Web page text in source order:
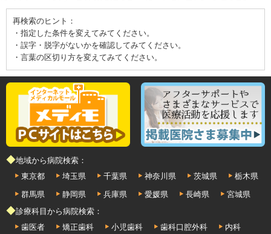
再検索のヒント：
・指定した条件を変えてみてください。
・誤字・脱字がないかを確認してみてください。
・言葉の区切り方を変えてみてください。
◆地域から病院検索：
東京都
埼玉県 千葉県 神奈川県 茨城県
栃木県
群馬県
静岡県 兵庫県 愛媛県 長崎県
宮城県
◆診療科目から病院検索：
歯医者
矯正歯科 小児歯科 歯科口腔外科
内科